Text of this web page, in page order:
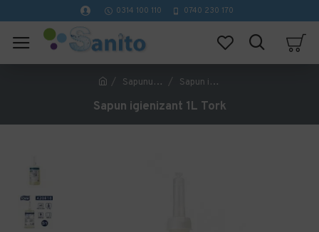
0314 100 110 0740 230 170
Sapunuri lichide, spuma si crema Sapun igienizant 1L Tork
Sapun igienizant 1L Tork